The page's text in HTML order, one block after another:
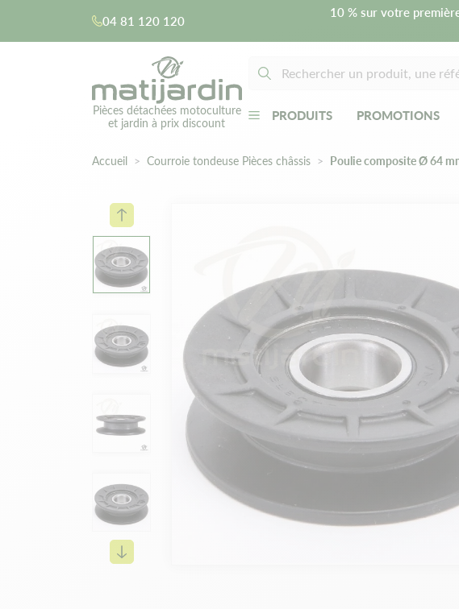
04 81 120 120
10 % sur votre
Pièces détachées motoculture
et jardin à prix discount
PRODUITS PROMOTIONS
Accueil Courroie tondeuse Pièces châssis Poulie composite Ø 64